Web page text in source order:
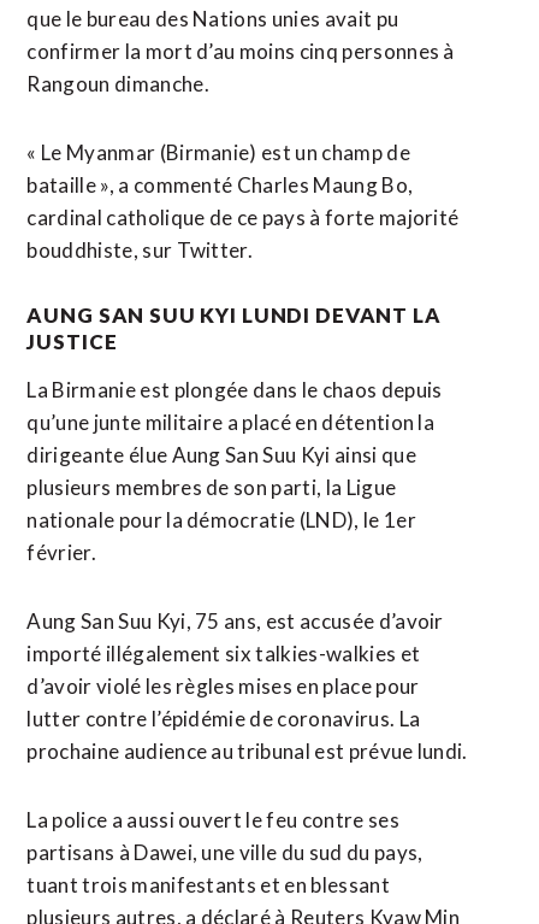
que le bureau des Nations unies avait pu
confirmer la mort d’au moins cinq personnes à
Rangoun dimanche.
« Le Myanmar (Birmanie) est un champ de
bataille », a commenté Charles Maung Bo,
cardinal catholique de ce pays à forte majorité
bouddhiste, sur Twitter.
AUNG SAN SUU KYI LUNDI DEVANT LA
JUSTICE
La Birmanie est plongée dans le chaos depuis
qu’une junte militaire a placé en détention la
dirigeante élue Aung San Suu Kyi ainsi que
plusieurs membres de son parti, la Ligue
nationale pour la démocratie (LND), le 1er
février.
Aung San Suu Kyi, 75 ans, est accusée d’avoir
importé illégalement six talkies-walkies et
d’avoir violé les règles mises en place pour
lutter contre l’épidémie de coronavirus. La
prochaine audience au tribunal est prévue lundi.
La police a aussi ouvert le feu contre ses
partisans à Dawei, une ville du sud du pays,
tuant trois manifestants et en blessant
plusieurs autres, a déclaré à Reuters Kyaw Min